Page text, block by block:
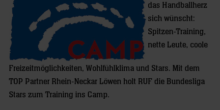
das Handballherz
sich wünscht:
Spitzen-Training,
nette Leute, coole
Freizeitmöglichkeiten, Wohlfühlklima und Stars. Mit dem
TOP Partner Rhein-Neckar Löwen holt RUF die Bundesliga
Stars zum Training ins Camp.